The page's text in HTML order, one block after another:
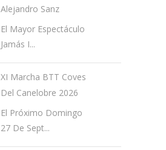
Alejandro Sanz
El Mayor Espectáculo
Jamás I...
XI Marcha BTT Coves
Del Canelobre 2026
El Próximo Domingo
27 De Sept...